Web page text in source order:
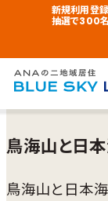
新規利用登録
抽選で300
鳥海山と日
鳥海山と日本海